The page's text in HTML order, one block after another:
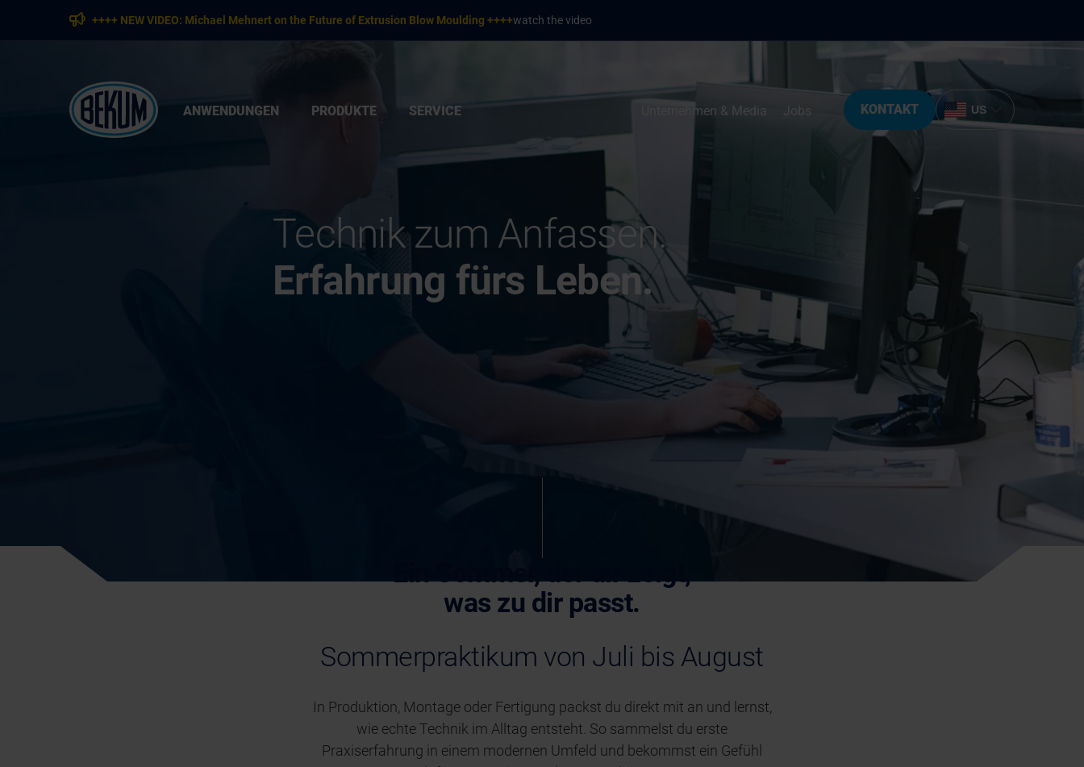
++++ NEW VIDEO: Michael Mehnert on the Future of Extrusion Blow Moulding ++++watch the video
ANWENDUNGEN PRODUKTE SERVICE Unternehmen & Media Jobs KONTAKT US
Technik zum Anfassen.
Erfahrung fürs Leben.
Ein Sommer, der dir zeigt,
was zu dir passt.
Sommerpraktikum von Juli bis August
In Produktion, Montage oder Fertigung packst du direkt mit an und lernst,
wie echte Technik im Alltag entsteht. So sammelst du erste
Praxiserfahrung in einem modernen Umfeld und bekommst ein Gefühl